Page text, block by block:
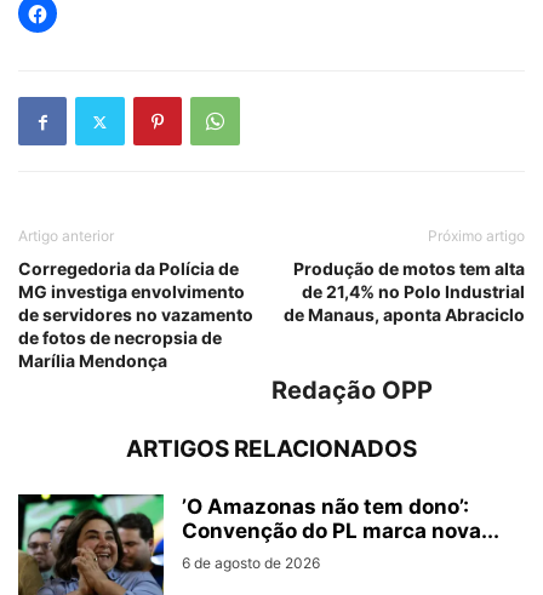
Artigo anterior
Corregedoria da Polícia de
MG investiga envolvimento
de servidores no vazamento
de fotos de necropsia de
Marília Mendonça
Próximo artigo
Produção de motos tem alta
de 21,4% no Polo Industrial
de Manaus, aponta Abraciclo
Redação OPP
ARTIGOS RELACIONADOS
’O Amazonas não tem dono’:
Convenção do PL marca nova...
6 de agosto de 2026